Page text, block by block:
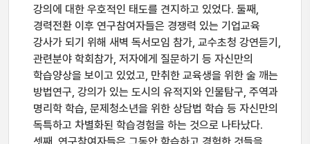
강의에 대한 우호적인 태도를 견지하고 있었다. 둘째,
경력전환 이후 연구참여자들은 경쟁력 있는 기업교육
강사가 되기 위해 새벽 독서모임 참가, 교수초청 강연듣기,
관련분야 학회참가, 저자에게 질문하기 등 자신만의
학습양상을 보이고 있었고, 만취한 교육생을 위한 술 깨는
방법연구, 강의가 있는 도시의 유적지와 인물탐구, 주역과
명리학 학습, 문제청소년을 위한 상담법 학습 등 자신만의
독특하고 차별화된 학습경험을 하는 것으로 나타났다.